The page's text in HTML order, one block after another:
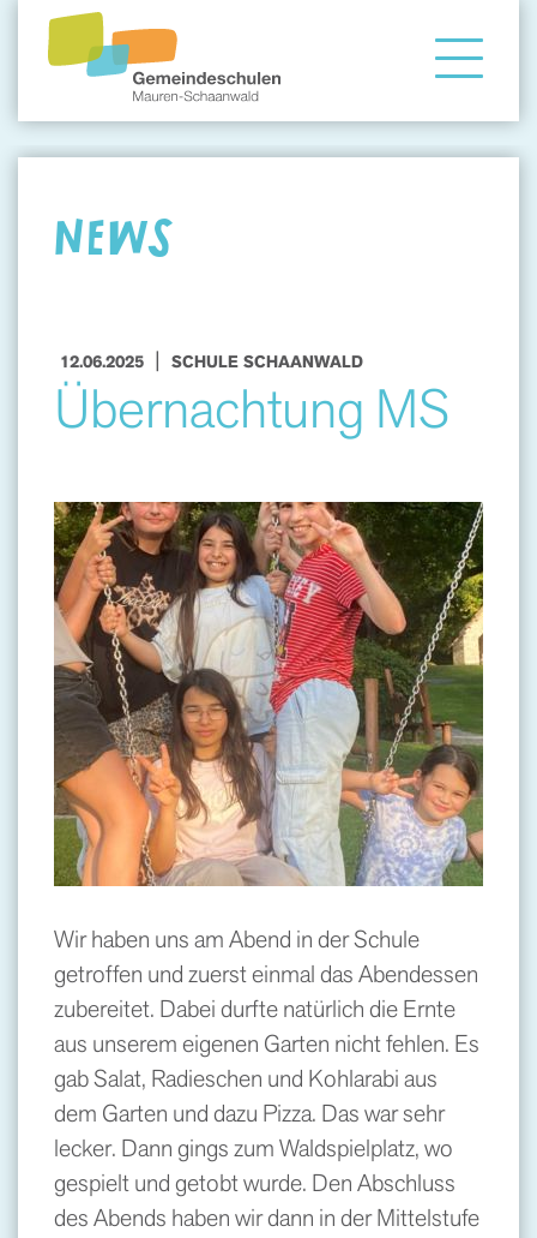
Gemeindeschule
NEWS
12.06.2025 | SCHULE SCHAANWALD
Übernachtung MS
Wir haben uns am Abend in der Schule
getroffen und zuerst einmal das Abendessen
zubereitet. Dabei durfte natürlich die Ernte
aus unserem eigenen Garten nicht fehlen. Es
gab Salat, Radieschen und Kohlarabi aus
dem Garten und dazu Pizza. Das war sehr
lecker. Dann gings zum Waldspielplatz, wo
gespielt und getobt wurde. Den Abschluss
des Abends haben wir dann in der Mittelstufe